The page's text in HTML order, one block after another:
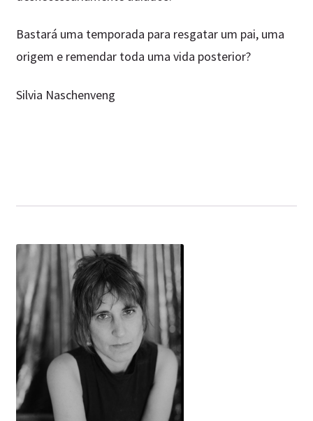
Bastará uma temporada para resgatar um pai, uma
origem e remendar toda uma vida posterior?
Silvia Naschenveng